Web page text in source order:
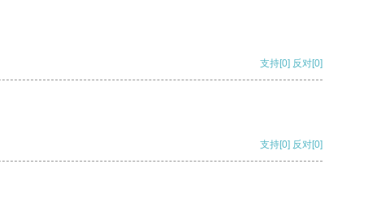
支持[0] 反对[0]
支持[0] 反对[0]